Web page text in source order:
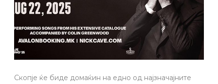
Скопје ќе биде домаќин на едно од најзначајните